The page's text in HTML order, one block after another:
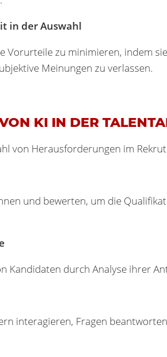
in der Auswahl
Vorurteile zu minimieren, indem
Meinungen zu verlassen.
KI IN DER
von Herausforderungen im
und bewerten, um die
Kandidaten durch Analyse ihrer
interagieren, Fragen